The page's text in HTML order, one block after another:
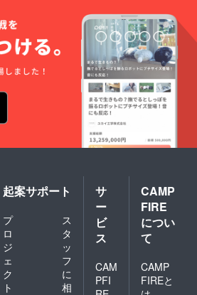
をした
様子な
どを告
知させ
て頂き
ます。
※亡くな
られて
いる方
復元を
した
い！と
を対象
とさせ
て頂き
ます。
※音声復
は、ご
の音声
データ
が必要
起案サポート
プ
ロ
ジ
ェ
ク
ト
ス
タ
ッ
フ
に
相
サ
ー
ビ
ス
CAM
PFI
CAMP
FIRE
につい
て
CAMP
FIREと